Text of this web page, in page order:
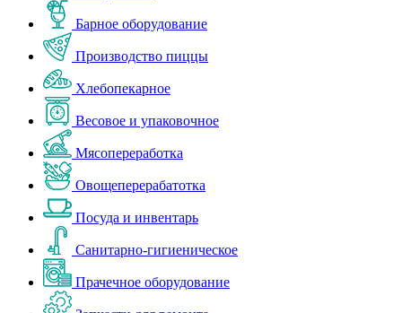
Барное оборудование
Производство пиццы
Хлебопекарное
Весовое и упаковочное
Мясопереработка
Овощеперерабатотка
Посуда и инвентарь
Санитарно-гигиеническое
Прачечное оборудование